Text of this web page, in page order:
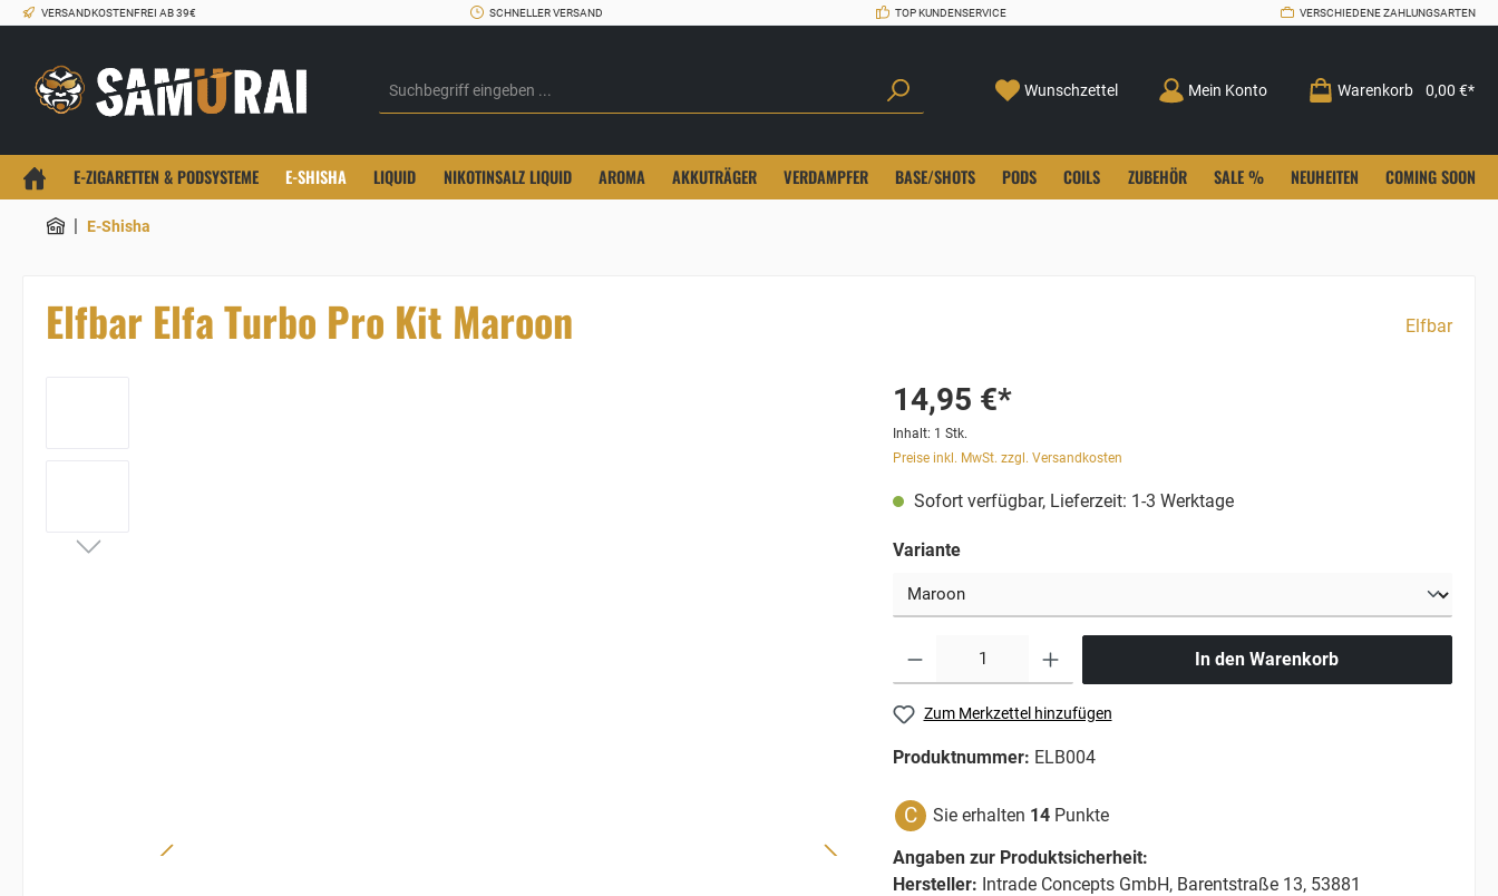
VERSANDKOSTENFREI AB 39€ SCHNELLER VERSAND TOP KUNDENSERVICE VERSCHIEDENE ZAHLUNGSARTEN
Wunschzettel Mein Konto Warenkorb 0,00 €*
E-ZIGARETTEN & PODSYSTEME E-SHISHA LIQUID NIKOTINSALZ LIQUID AROMA AKKUTRÄGER VERDAMPFER BASE/SHOTS PODS COILS ZUBEHÖR SALE % NEUHEITEN COMING SOON
| E-Shisha
Elfbar Elfa Turbo Pro Kit Maroon Elfbar
14,95 €*
Inhalt: 1 Stk.
Preise inkl. MwSt. zzgl. Versandkosten
Sofort verfügbar, Lieferzeit: 1-3 Werktage
Variante
In den Warenkorb
Zum Merkzettel hinzufügen
Produktnummer: ELB004
C Sie erhalten 14 Punkte
Angaben zur Produktsicherheit:
Hersteller: Intrade Concepts GmbH, Barentstraße 13, 53881